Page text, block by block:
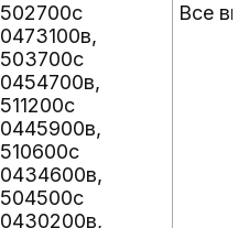
502700с
0473100в,
503700с
0454700в,
511200с
0445900в,
510600с
0434600в,
504500с
0430200в,
Все